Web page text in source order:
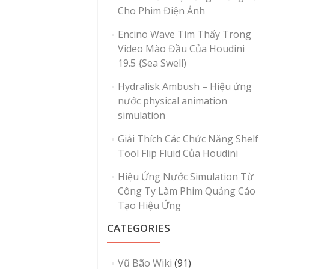
Cho Phim Điện Ảnh
Encino Wave Tìm Thấy Trong
Video Mào Đầu Của Houdini
19.5 {Sea Swell)
Hydralisk Ambush – Hiệu ứng
nước physical animation
simulation
Giải Thích Các Chức Năng Shelf
Tool Flip Fluid Của Houdini
Hiệu Ứng Nước Simulation Từ
Công Ty Làm Phim Quảng Cáo
Tạo Hiệu Ứng
CATEGORIES
Vũ Bão Wiki (91)